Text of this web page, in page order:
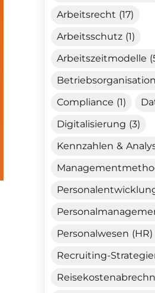
Arbeitsrecht (17)
Arbeitsschutz (1)
Arbeitszeitmodelle
Compliance (1)
Digitalisierung (3)
Kennzahlen &
Personalentwicklung
Personalwesen (HR)
Recruiting-